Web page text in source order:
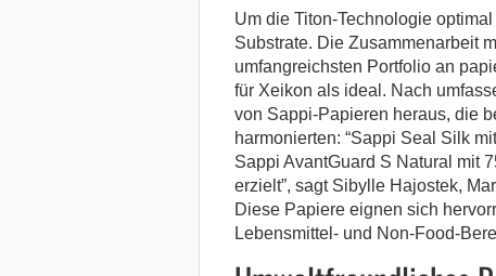
Um die Titon-Technologie
Substrate. Die Zusammenarbeit
umfangreichsten Portfolio an
für Xeikon als ideal. Nach
von Sappi-Papieren heraus, die
harmonierten: “Sappi Seal Silk
Sappi AvantGuard S Natural mit
erzielt”, sagt Sibylle Hajostek,
Diese Papiere eignen sich
Lebensmittel- und Non-Food-